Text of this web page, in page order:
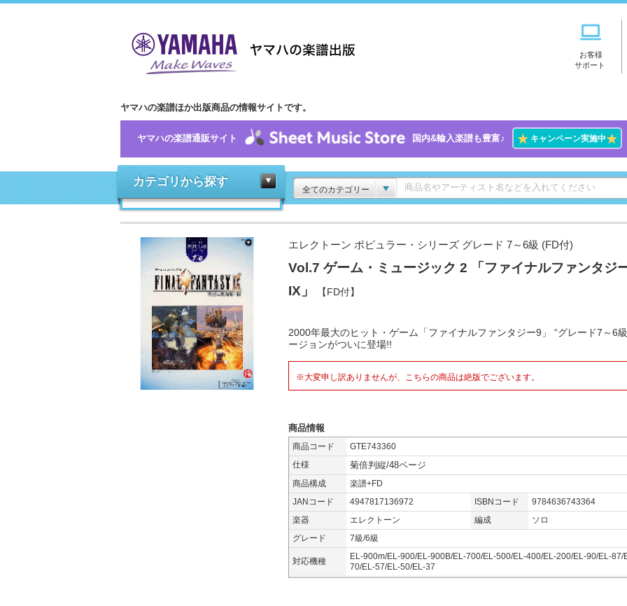
お客様
サポート
ヤマハの楽譜ほか出版商品の情報サイトです。
ヤマハの楽譜通販サイト 国内&輸入楽譜も豊富♪ ★キャンペーン実施中★
カテゴリから探す
全てのカテゴリー
エレクトーン ポピュラー・シリーズ グレード 7～6級 (FD付)
Vol.7 ゲーム・ミュージック 2 「ファイナルファンタジ
IX」
【FD付】
2000年最大のヒット・ゲーム「ファイナルファンタジー9」 “グレード7～6
ージョンがついに登場!!
※大変申し訳ありませんが、こちらの商品は絶版でございます。
商品情報
商品コード
GTE743360
仕様
菊倍判縦/48ページ
商品構成
楽譜+FD
JANコード
4947817136972 ISBNコード
9784636743364
楽器
エレクトーン 編成
ソロ
グレード
7級/6級
対応機種
EL-900m/EL-900/EL-900B/EL-700/EL-500/EL-400/EL-200/EL-90/EL-87/
70/EL-57/EL-50/EL-37